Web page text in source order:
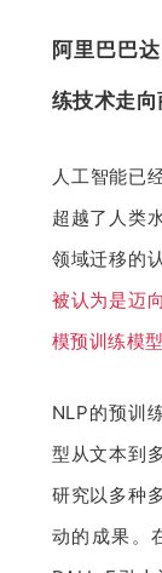
阿里巴巴
练技术走
人工智能已
超越了人类
领域迁移的
被认为是迈
模预训练模
NLP的预训
型从文本到
研究以多种
动的成果。